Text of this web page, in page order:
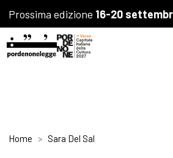
Prossima edizione 16-20
Home Sara Del Sal